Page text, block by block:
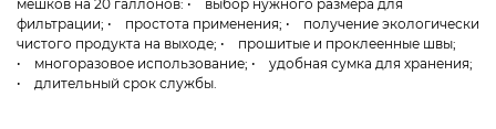
мешков на 20 галлонов: • выбор нужного размера для
фильтрации; • простота применения; • получение экологически
чистого продукта на выходе; • прошитые и проклеенные швы;
• многоразовое использование; • удобная сумка для хранения;
• длительный срок службы.